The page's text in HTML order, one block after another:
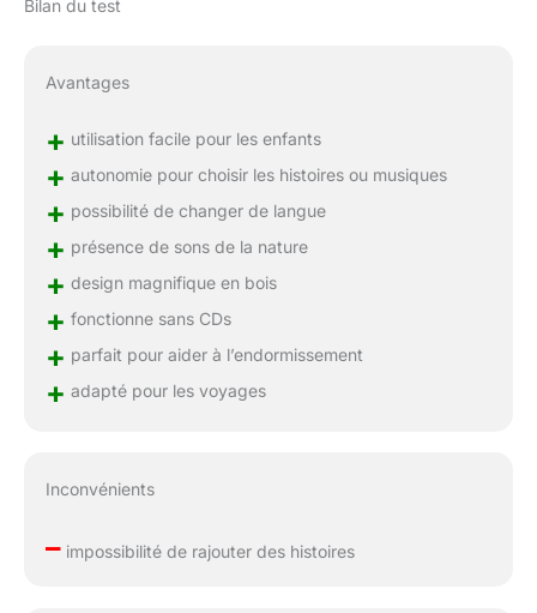
Bilan du test
Avantages
+ utilisation facile pour les enfants
+ autonomie pour choisir les histoires ou musiques
+ possibilité de changer de langue
+ présence de sons de la nature
+ design magnifique en bois
+ fonctionne sans CDs
+ parfait pour aider à l’endormissement
+ adapté pour les voyages
Inconvénients
–impossibilité de rajouter des histoires